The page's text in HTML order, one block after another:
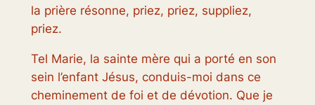
la prière résonne, priez, priez, suppliez,
priez.
Tel Marie, la sainte mère qui a porté en son
sein l’enfant Jésus, conduis-moi dans ce
cheminement de foi et de dévotion. Que je